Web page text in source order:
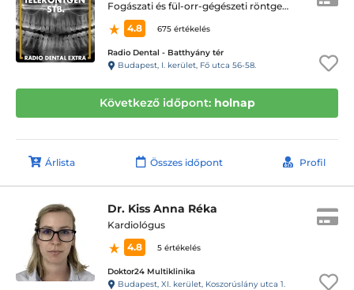
Fogászati és fül-orr-gégészeti röntgen, cbct készítése
4.8
675 értékelés
Radio Dental - Batthyány tér
Budapest, I. kerület, Fő utca 56-58.
Következő időpont: holnap
Árlista Összes időpont Profil
Dr. Kiss Anna Réka
Kardiológus
4.8
5 értékelés
Doktor24 Multiklinika
Budapest, XI. kerület, Koszorúslány utca 1.